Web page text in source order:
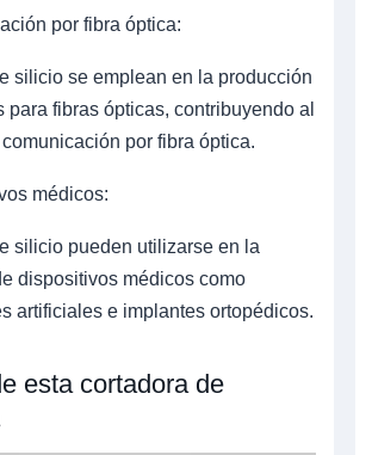
por fibra óptica:
silicio se emplean en la producción
para fibras ópticas, contribuyendo al
por fibra óptica.
médicos:
silicio pueden utilizarse en la
dispositivos médicos como
artificiales e implantes ortopédicos.
esta cortadora de